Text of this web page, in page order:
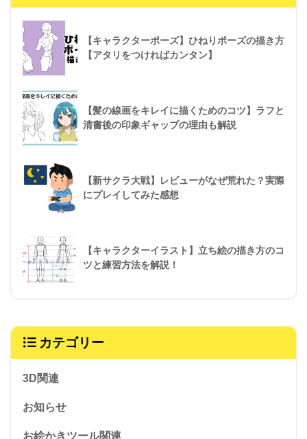
【キャラクターポーズ】ひねりポーズの描き方
【アタリをつければカンタン】
【髪の線画をキレイに描くためのコツ】ラフと
清書後の印象ギャップの理由も解説
【新サクラ大戦】レビューがなぜ荒れた？実際
にプレイしてみた感想
【キャラクターイラスト】立ち絵の描き方のコ
ツと練習方法を解説！
カテゴリー
3D関連
お知らせ
お絵かきツール関連